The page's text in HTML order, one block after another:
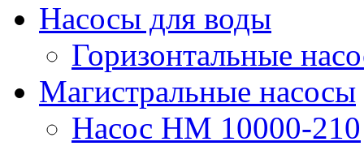
Насосы для воды
Горизонтальные
Магистральные насосы
Насос НМ 10000-210